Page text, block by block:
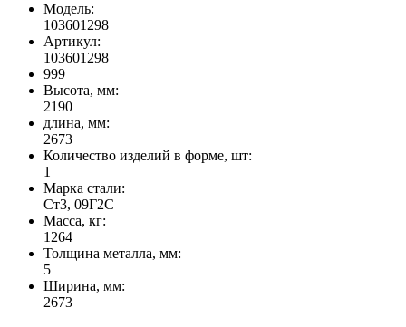
Модель:
103601298
Артикул:
103601298
999
Высота, мм:
2190
длина, мм:
2673
Количество изделий в форме, шт:
1
Марка стали:
Ст3, 09Г2С
Масса, кг:
1264
Толщина металла, мм:
5
Ширина, мм:
2673